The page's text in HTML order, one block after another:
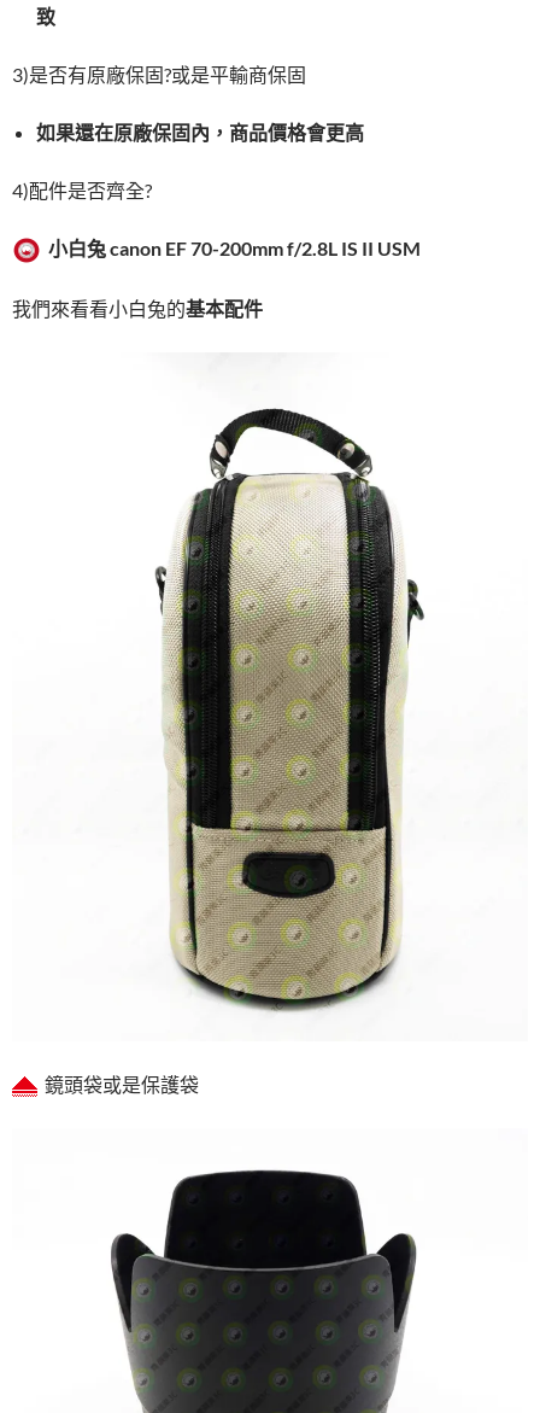
致
3)是否有原廠保固?或是平輸商保固
如果還在原廠保固內，商品價格會更高
4)配件是否齊全?
小白兔 canon EF 70-200mm f/2.8L IS II USM
我們來看看小白兔的基本配件
鏡頭袋或是保護袋